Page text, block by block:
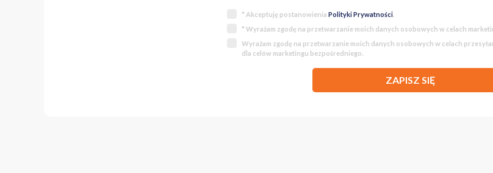
* Akceptuję postanowienia Polityki Prywatności.
* Wyrażam zgodę na przetwarzanie moich danych osobowych w celach
Wyrażam zgodę na przetwarzanie moich danych osobowych w celach
dla celów marketingu bezpośredniego.
ZAPISZ SIĘ